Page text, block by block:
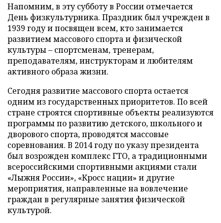
Напомним, в эту субботу в России отмечается
День физкультурника. Праздник был учрежден в
1939 году и посвящен всем, кто занимается
развитием массового спорта и физической
культуры – спортсменам, тренерам,
преподавателям, инструкторам и любителям
активного образа жизни.
Сегодня развитие массового спорта остается
одним из государственных приоритетов. По всей
стране строятся спортивные объекты реализуются
программы по развитию детского, школьного и
дворового спорта, проводятся массовые
соревнования. В 2014 году по указу президента
был возрожден комплекс ГТО, а традиционными
всероссийскими спортивными акциями стали
«Лыжня России», «Кросс нации» и другие
мероприятия, направленные на вовлечение
граждан в регулярные занятия физической
культурой.